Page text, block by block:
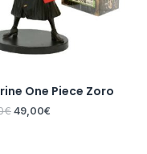
One Piece Zoro
€ 49,00€